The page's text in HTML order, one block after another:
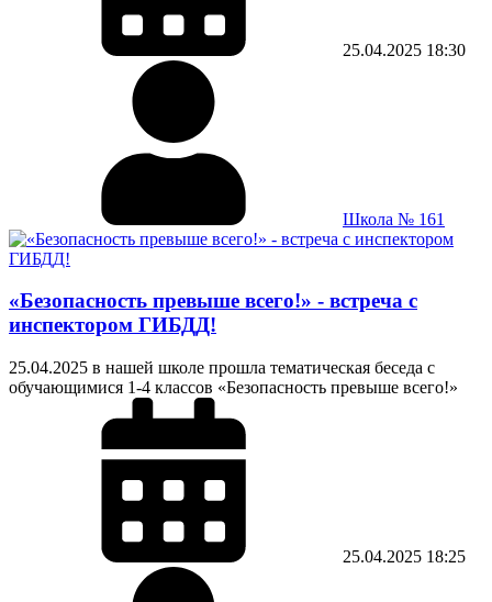
25.04.2025 18:30
Школа № 161
«Безопасность превыше всего!» - встреча с
инспектором ГИБДД!
25.04.2025 в нашей школе прошла тематическая беседа с
обучающимися 1-4 классов «Безопасность превыше всего!»
25.04.2025 18:25